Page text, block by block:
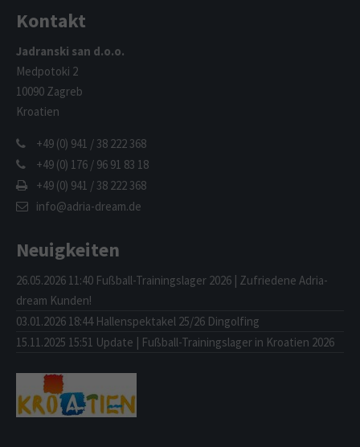
Kontakt
Jadranski san d.o.o.
Medpotoki 2
10090 Zagreb
Kroatien
+49 (0) 941 / 38 222 368
+49 (0) 176 / 96 91 83 18
+49 (0) 941 / 38 222 368
info@adria-dream.de
Neuigkeiten
26.05.2026 11:40 Fußball-Trainingslager 2026 | Zufriedene Adria-
dream Kunden!
03.01.2026 18:44 Hallenspektakel 25/26 Dingolfing
15.11.2025 15:51 Update | Fußball-Trainingslager in Kroatien 2026